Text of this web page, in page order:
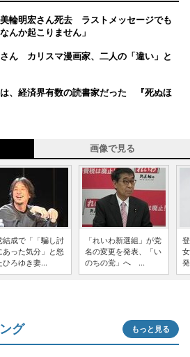
輪明宏さん死去 ラストメッセージでも
か起こりません」
ん カリスマ漫画家、二人の「違い」と
、経済界有数の読書家だった 『死ぬほ
画像で見る
結成で「「騙し討
あった気分」と怒
ひろゆき妻...
「れいわ新選組」が党
名の変更を発表、「い
のちの党」へ ...
グ もっと見る